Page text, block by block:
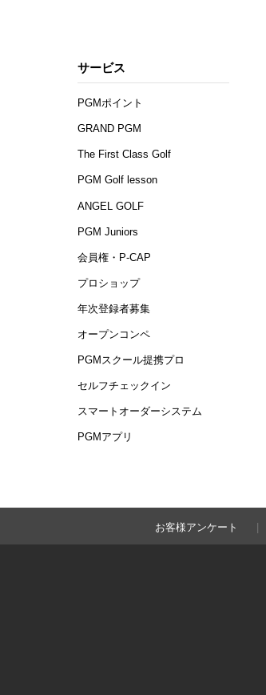
サービス
PGMポイント
GRAND PGM
The First Class Golf
PGM Golf lesson
ANGEL GOLF
PGM Juniors
会員権・P-CAP
プロショップ
年次登録者募集
オープンコンペ
PGMスクール提携プロ
セルフチェックイン
スマートオーダーシステム
PGMアプリ
お客様アンケート